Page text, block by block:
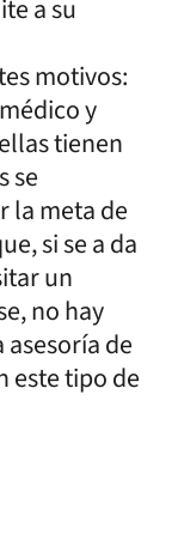
a su
motivos:
y
tienen
se
la meta de
si se a da
un
no hay
de
este tipo de